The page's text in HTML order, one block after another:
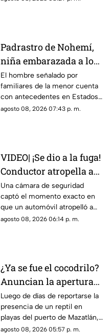
Padrastro de Nohemí,
niña embarazada a los
11 años, cuenta con
historial de abus0;
familiares lo acusan
El hombre señalado por
familiares de la menor cuenta
con antecedentes en Estados
Unidos por abuso a una menor;
agosto 08, 2026 07:43 p. m.
VIDEO| ¡Se dio a la fuga!
Conductor atropella a
familia entera que
caminaba sobre la calle
Una cámara de seguridad
captó el momento exacto en
que un automóvil atropelló a
una familia entera.
agosto 08, 2026 06:14 p. m.
¿Ya se fue el cocodrilo?
Anuncian la apertura
de playas en Mazatlán
tras cuatro días
cerradas
Luego de días de reportarse la
presencia de un reptil en
playas del puerto de Mazatlán,
autoridades confirmaron la
agosto 08, 2026 05:57 p. m.